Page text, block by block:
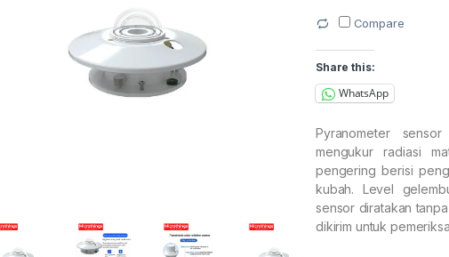
Compare
Share this:
WhatsApp
Pyranometer
mengukur radiasi
pengering berisi
kubah. Level
sensor diratakan
dikirim untuk